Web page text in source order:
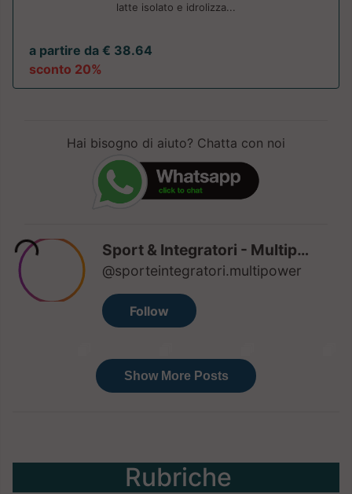
latte isolato e idrolizza...
a partire da € 38.64
sconto 20%
Hai bisogno di aiuto? Chatta con noi
Rubriche